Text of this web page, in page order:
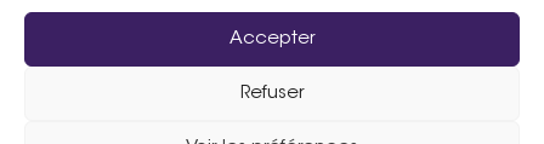
Accepter
Refuser